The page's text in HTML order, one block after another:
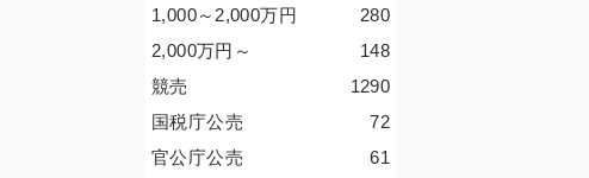
280
1,000～2,000万円
148
2,000万円 ～
1290
競売
72
国税庁公売
61
官公庁公売